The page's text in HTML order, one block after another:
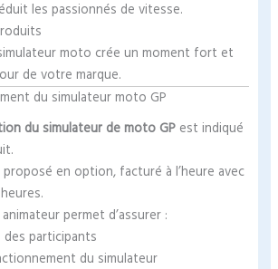
les passionnés de vitesse.
moto crée un moment fort et
de votre marque.
du simulateur moto GP
du simulateur de moto GP est indiqué
en option, facturé à l’heure avec
permet d’assurer :
des participants
du simulateur